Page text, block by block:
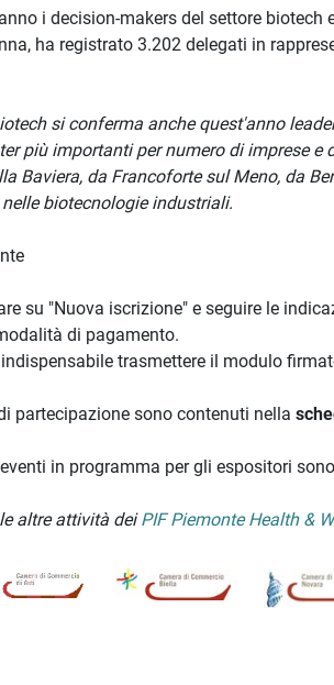
i decision-makers del settore
ha registrato 3.202 delegati in
si conferma anche quest'anno
più importanti per numero di imprese
Baviera, da Francoforte sul Meno, da
biotecnologie industriali.
su "Nuova iscrizione" e seguire le
di pagamento.
trasmettere il modulo
partecipazione sono contenuti nella
in programma per gli espositori
altre attività deiPIF Piemonte Health &